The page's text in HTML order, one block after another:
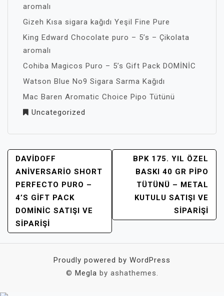
aromalı
Gizeh Kısa sigara kağıdı Yeşil Fine Pure
King Edward Chocolate puro – 5’s – Çikolata
aromalı
Cohiba Magicos Puro – 5’s Gift Pack DOMİNİC
Watson Blue No9 Sigara Sarma Kağıdı
Mac Baren Aromatic Choice Pipo Tütünü
Uncategorized
YAZI
GEZINMESI
DAVIDOFF
ANIVERSARIO SHORT
PERFECTO PURO –
4’S GIFT PACK
DOMİNİC SATIŞI VE
SIPARIŞI
BPK 175. YIL ÖZEL
BASKI 40 GR PIPO
TÜTÜNÜ – METAL
KUTULU SATIŞI VE
SIPARIŞI
Proudly powered by WordPress
© Megla by ashathemes.